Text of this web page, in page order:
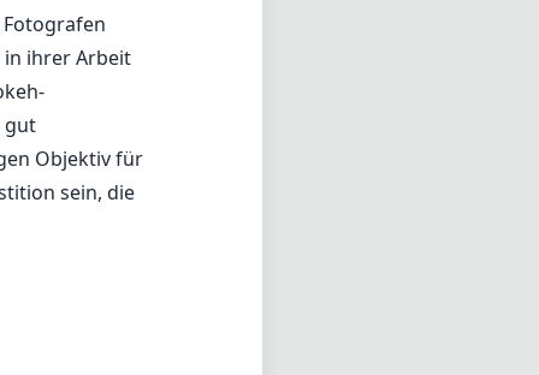
ihrer Arbeit
gut
Objektiv für
sein, die